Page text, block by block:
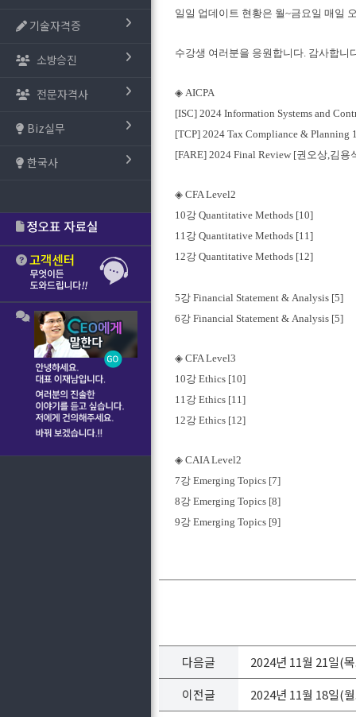
기술자격증
소방승진
전문자격사
Biz실무
한국사
일일 업데이트 현황은 월~금요일 매일
수강생 여러분을 응원합니다. 감사합니
◈ AICPA
[ISC] 2024 Information Systems and
[TCP] 2024 Tax Compliance & Planning
[FARE] 2024 Final Review [권오상,김용
◈ CFA Level2
10강 Quantitative Methods [10]
11강 Quantitative Methods [11]
12강 Quantitative Methods [12]
5강 Financial Statement & Analysis [5]
6강 Financial Statement & Analysis [5]
◈ CFA Level3
10강 Ethics [10]
11강 Ethics [11]
12강 Ethics [12]
◈ CAIA Level2
7강 Emerging Topics [7]
8강 Emerging Topics [8]
9강 Emerging Topics [9]
다음글
2024년 11월 21일(
이전글
2024년 11월 18일(